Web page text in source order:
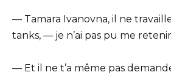
— Tamara Ivanovna, il ne
tanks, — je n’ai pas pu me
— Et il ne t’a même pas